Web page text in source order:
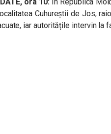
Cuhureştii de Jos,
iar autoritățile intervin la